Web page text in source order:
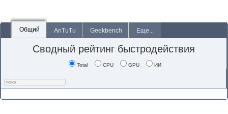
Общий AnTuTu Geekbench Еще...
Сводный рейтинг быстродействия
Total CPU GPU ИИ